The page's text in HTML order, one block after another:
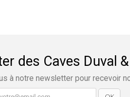
des Caves Duval
à notre newsletter pour recevoir